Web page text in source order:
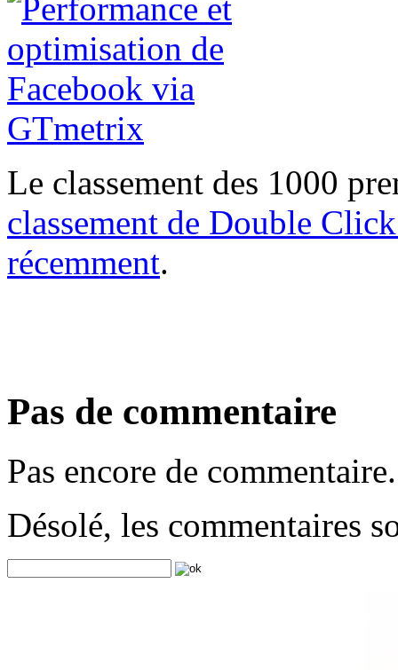
Le classement des 1000
classement de Double
récemment.
Pas de commentaire
Pas encore de commentaire.
Désolé, les commentaires